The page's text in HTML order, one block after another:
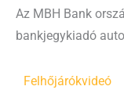
Az MBH Bank
bankjegykiadó
Felhőjárókvideó